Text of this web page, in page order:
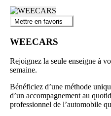
Mettre en favoris
WEECARS
Rejoignez la seule enseigne à
semaine.
Bénéficiez d’une méthode
d’un accompagnement au
professionnel de l’automobile